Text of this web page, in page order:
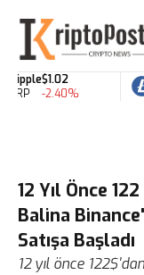
Ripple
XRP
$1.02
-2.40%
12 Yıl Önce
Balina
Satışa Başladı
12 yıl önce